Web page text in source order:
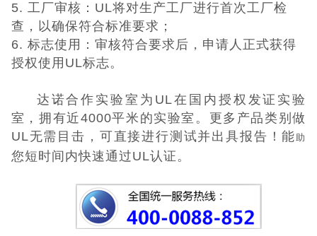
5. 工厂审核：UL将对生产工厂进行首次工厂检
查，以确保符合标准要求；
6. 标志使用：审核符合要求后，申请人正式获得
授权使用UL标志。
达诺合作实验室为UL在国内授权发证实验
室，拥有近4000平米的实验室。更多产品类别做
UL无需目击，可直接进行测试并出具报告！能助
您短时间内快速通过UL认证。